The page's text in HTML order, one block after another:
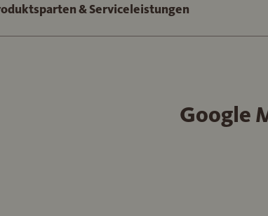
& Serviceleistungen
Google